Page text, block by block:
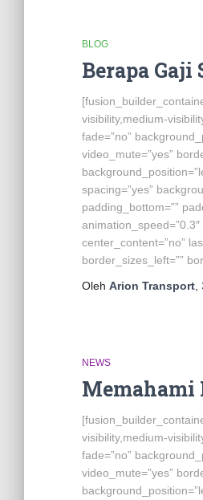
BLOG
Berapa
visibility,medium-
fade=”no”
video_mute=”yes”
spacing=”yes”
padding_bottom=””
center_content=”no”
border_sizes_left=””
Oleh Arion Transport
NEWS
Memahami
visibility,medium-
fade=”no”
video_mute=”yes”